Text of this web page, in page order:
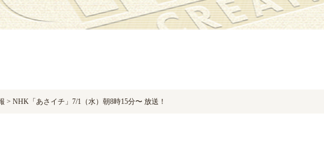
> NHK「あさイチ」7/1（水）朝8時15分〜 放送！